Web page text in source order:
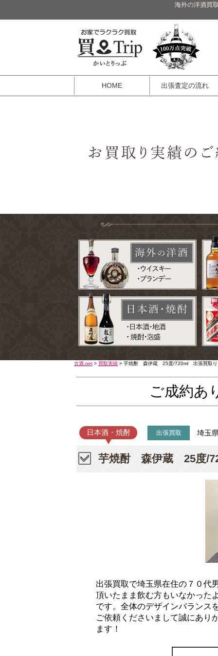
海外の洋酒買
HOME 出張査定の流れ
古酒.net > 買取実績 > 芋焼酎 森伊蔵 25度/720ml 出張買取り
ご成約あ
日本酒・焼酎 出張買取 埼玉
芋焼酎 森伊蔵 25度/
出張買取で埼玉県在住の７０
頂いたまま飲む方もいなかった
です。全体のデザインバランス
ご依頼くださいまして誠にあり
ます！